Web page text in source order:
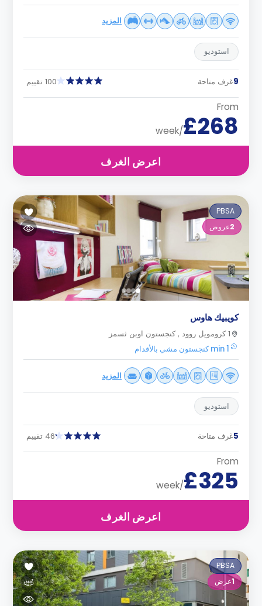
المزيد
استوديو
9غرف متاحة 100 تقييم
From
£268
/week
اعرض الغرف
PBSA
2عروض
كويبيك هاوس
1 كرومويل روود , كنجستون اوبن ثسمز
1 min كنجستون مشي بالأقدام
المزيد
استوديو
5غرف متاحة 46 تقييم
From
£325
/week
اعرض الغرف
PBSA
1عرض